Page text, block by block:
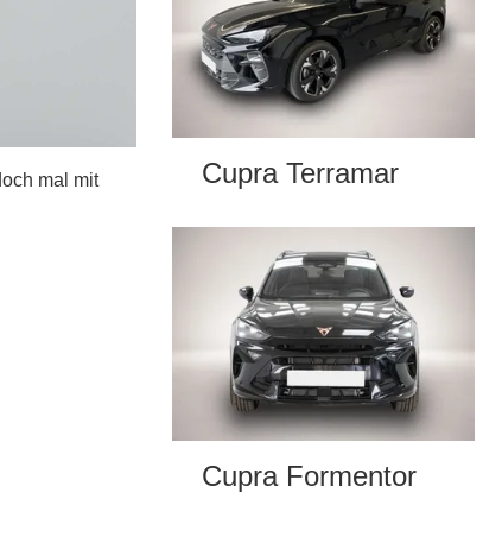
mal mit
Cupra Terramar
Cupra Formentor